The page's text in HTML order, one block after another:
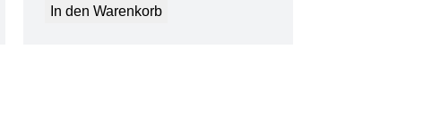
In den Warenkorb